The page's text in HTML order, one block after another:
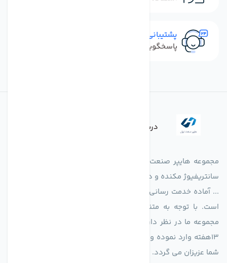
پشتیبانی سریع
پاسخگویی سریع به تماس‌ها و پیام‌ها
درباره فروشگاه
مجموعه هایپر صنعت ایران در امر تولید و واردات انواع فن های
سانتریفیوژ مکنده و دمنده آکسیال، سقفی، بین کانالی، مرغداری و
... آماده خدمت رسانی به شرکت های تولیدی، صنعتی و ساختمانی
است. با توجه به متنوع بودن فن های تولیدی کمپانی اروپایی
مجموعه ما در نظر دارد کالاهای تخصصی شما عزیزان رو در صرف
13هفته وارد نموده و این عمر باعث صرفه جویی در هزینه و زمان
شما عزیزان می گردد.